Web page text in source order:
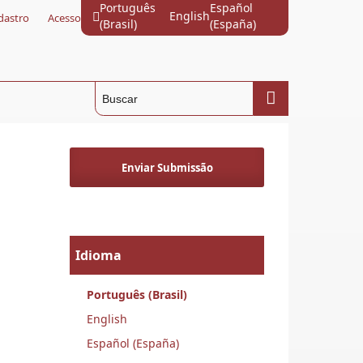
Acesso
Português
(Brasil)
English
Español
(España)
Enviar Submissão
Idioma
Português (Brasil)
English
Español (España)